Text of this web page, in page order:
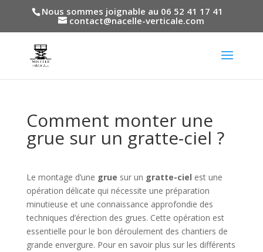
Nous sommes joignable au 06 52 41 17 41
contact@nacelle-verticale.com
Comment monter une
grue sur un gratte-ciel ?
Le montage d’une grue sur un gratte-ciel est une
opération délicate qui nécessite une préparation
minutieuse et une connaissance approfondie des
techniques d’érection des grues. Cette opération est
essentielle pour le bon déroulement des chantiers de
grande envergure. Pour en savoir plus sur les différents